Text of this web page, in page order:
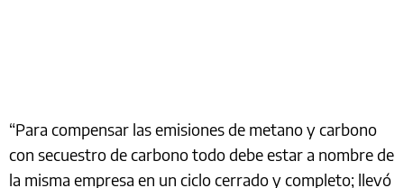
“Para compensar las emisiones de metano y carbono
con secuestro de carbono todo debe estar a nombre de
la misma empresa en un ciclo cerrado y completo; llevó